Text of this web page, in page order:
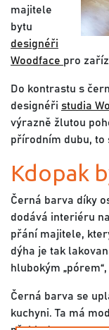
majitele
bytu
designéři
Woodface pro
Do kontrastu s
designéři studia
výrazně žlutou
přírodním dubu, to
Kdopak
Černá barva díky
dodává interiéru
přání majitele,
dýha je tak
hlubokým
Černá barva se
kuchyni. Ta má